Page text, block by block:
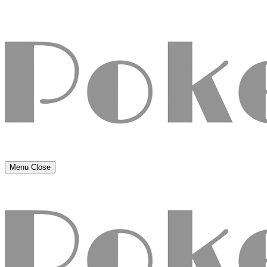
Menu Close